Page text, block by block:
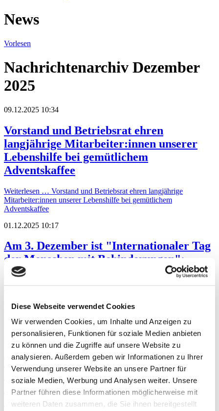
Diese Webseite verwendet Cookies
Wir verwenden Cookies, um Inhalte und Anzeigen zu
personalisieren, Funktionen für soziale Medien anbieten
zu können und die Zugriffe auf unsere Website zu
analysieren. Außerdem geben wir Informationen zu Ihrer
Verwendung unserer Website an unsere Partner für
soziale Medien, Werbung und Analysen weiter. Unsere
Partner führen diese Informationen möglicherweise mit
weiteren Daten zusammen, die Sie ihnen bereitgestellt
News
Vorlesen
Nachrichtenarchiv Dezember
2025
09.12.2025 10:34
Vorstand und Betriebsrat ehren
langjährige Mitarbeiter:innen unserer
Lebenshilfe bei gemütlichem
Adventskaffee
Weiterlesen … Vorstand und Betriebsrat ehren langjährige
Mitarbeiter:innen unserer Lebenshilfe bei gemütlichem
Adventskaffee
01.12.2025 10:17
Am 3. Dezember ist "Internationaler Tag
der Menschen mit Behinderungen":
Unsere Lebenshilfe steht für Inklusion
und Demokratie
Weiterlesen …Am 3. Dezember ist "Internationaler Tag der
Inklusion und Demokratie
01.12.2025 10:12
Teilhabe ist unverzichtbar: Die
Fachverbände für Menschen mit
Behinderung warnen vor Kürzungen bei
der Eingliederungshilfe